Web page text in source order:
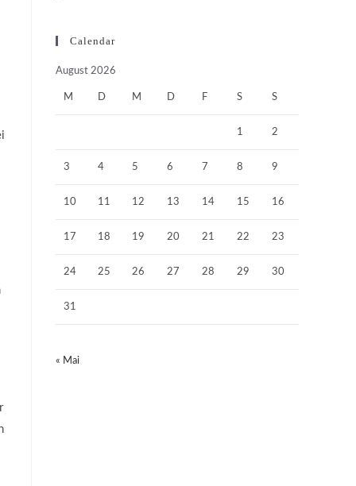
Calendar
August 2026
M D M D F S S
1 2
3 4 5 6 7 8 9
10 11 12 13 14 15 16
17 18 19 20 21 22 23
24 25 26 27 28 29 30
31
« Mai